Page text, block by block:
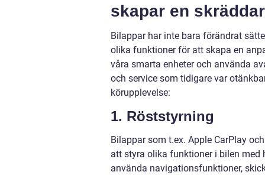
skapar en
Bilappar har inte bara förändrat
olika funktioner för att skapa en
våra smarta enheter och använda
och service som tidigare var
körupplevelse:
1. Röststyrning
Bilappar som t.ex. Apple CarPlay
att styra olika funktioner i bilen med
använda navigationsfunktioner,